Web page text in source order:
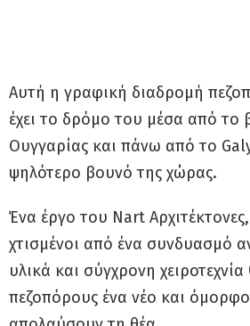
Αυτή η γραφική διαδρομή
έχει το δρόμο του μέσα από το
Ουγγαρίας και πάνω από το
ψηλότερο βουνό της χώρας.
Ένα έργο του Nart
χτισμένοι από ένα συνδυασμό
υλικά και σύγχρονη
πεζοπόρους ένα νέο και